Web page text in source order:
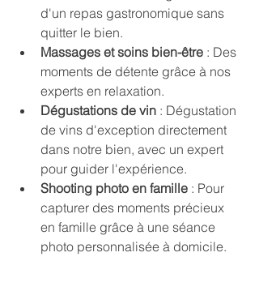
d'un repas gastronomique sans
quitter le bien.
Massages et soins bien-être : Des
moments de détente grâce à nos
experts en relaxation.
Dégustations de vin : Dégustation
de vins d'exception directement
dans notre bien, avec un expert
pour guider l'expérience.
Shooting photo en famille : Pour
capturer des moments précieux
en famille grâce à une séance
photo personnalisée à domicile.